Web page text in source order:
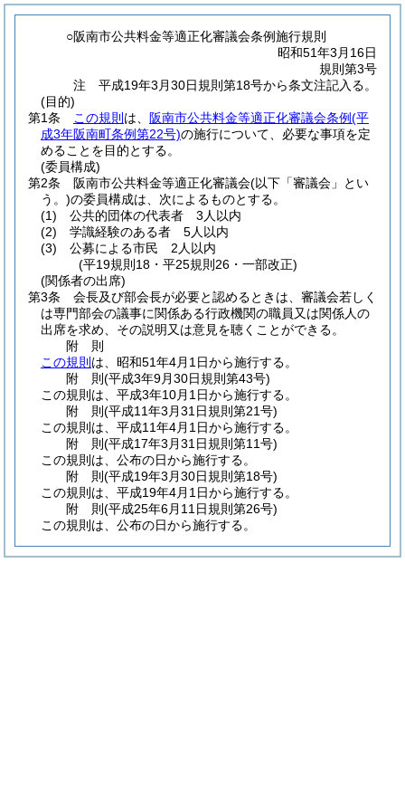
○阪南市公共料金等適正化審議会条例施行規則
昭和51年3月16日
規則第3号
注 平成19年3月30日規則第18号から条文注記入る。
(目的)
第1条
この規則 は、 阪南市公共料金等適正化審議会条例(平
成3年阪南町条例第22号)の施行について、必要な事項を定
めることを目的とする。
(委員構成)
第2条
阪南市公共料金等適正化審議会(以下「審議会」とい
う。)の委員構成は、次によるものとする。
(1)
公共的団体の代表者 3人以内
(2)
学識経験のある者 5人以内
(3)
公募による市民 2人以内
(平19規則18・平25規則26・一部改正)
(関係者の出席)
第3条
会長及び部会長が必要と認めるときは、審議会若しく
は専門部会の議事に関係ある行政機関の職員又は関係人の
出席を求め、その説明又は意見を聴くことができる。
附 則
この規則 は、昭和51年4月1日から施行する。
附 則(平成3年9月30日規則第43号)
この規則は、平成3年10月1日から施行する。
附 則(平成11年3月31日規則第21号)
この規則は、平成11年4月1日から施行する。
附 則(平成17年3月31日規則第11号)
この規則は、公布の日から施行する。
附 則(平成19年3月30日規則第18号)
この規則は、平成19年4月1日から施行する。
附 則(平成25年6月11日規則第26号)
この規則は、公布の日から施行する。